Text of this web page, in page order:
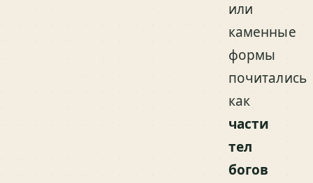
или
каменные
формы
почитались
как
части
тел
богов